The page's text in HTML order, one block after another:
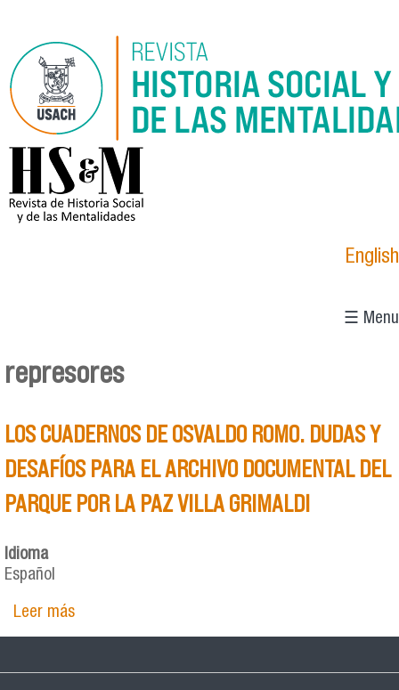
logo_hsm_2021.png
English
☰ Menu
Se encuentra usted aquí
represores
LOS CUADERNOS DE OSVALDO ROMO. DUDAS Y
DESAFÍOS PARA EL ARCHIVO DOCUMENTAL DEL
PARQUE POR LA PAZ VILLA GRIMALDI
Idioma
Español
Leer mássobre LOS CUADERNOS DE OSVALDO ROMO.
DUDAS Y DESAFÍOS PARA EL ARCHIVO
GRIMALDI